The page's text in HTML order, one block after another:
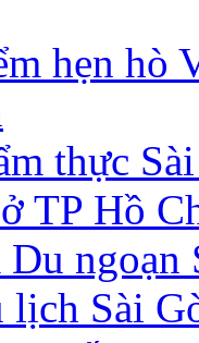
hẹn hò
thực
TP Hồ
ngoạn
lịch Sài